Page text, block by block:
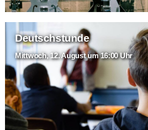
Deutschstunde
Mittwoch, 12. August um 16:00 Uhr